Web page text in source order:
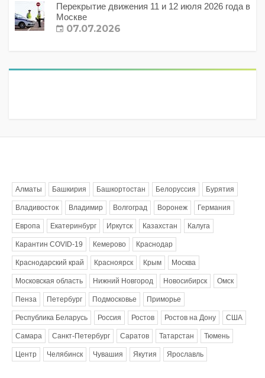
Перекрытие движения 11 и 12 июля 2026 года в
Москве
07.07.2026
Алматы Башкирия Башкортостан Белоруссия Бурятия
Владивосток Владимир Волгоград Воронеж Германия
Европа Екатеринбург Иркутск Казахстан Калуга
Карантин COVID-19 Кемерово Краснодар
Краснодарский край Красноярск Крым Москва
Московская область Нижний Новгород Новосибирск Омск
Пенза Петербург Подмосковье Приморье
Республика Беларусь Россия Ростов Ростов на Дону США
Самара Санкт-Петербург Саратов Татарстан Тюмень
Центр Челябинск Чувашия Якутия Ярославль